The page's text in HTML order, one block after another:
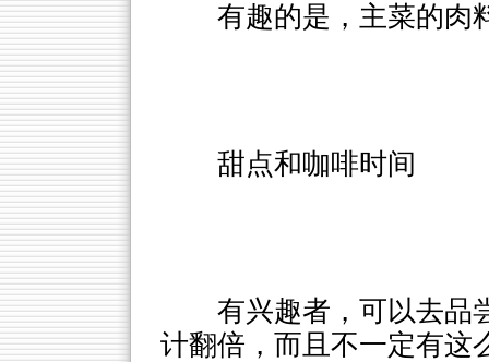
有趣的是，主菜的肉
甜点和咖啡时间
有兴趣者，可以去品
计翻倍，而且不一定有这